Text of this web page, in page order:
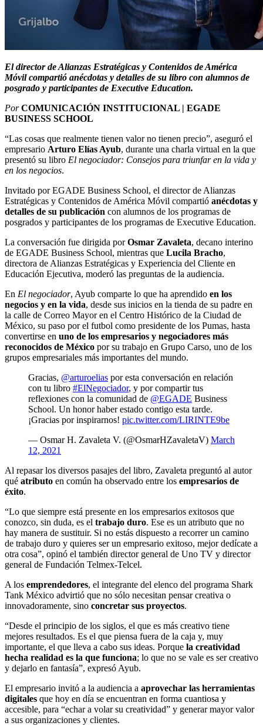
El director de Alianzas Estratégicas y Contenidos de América
Móvil compartió anécdotas y detalles de su libro con alumnos de
posgrado y participantes de Executive Education.
Por COMUNICACIÓN INSTITUCIONAL | EGADE
BUSINESS SCHOOL
“Las cosas que realmente tienen valor no tienen precio”, aseguró el
empresario Arturo Elías Ayub, durante una charla virtual en la que
presentó su libro El negociador: Consejos para triunfar en la vida y
en los negocios.
Invitado por EGADE Business School, el director de Alianzas
Estratégicas y Contenidos de América Móvil compartió anécdotas y
detalles de su publicación con alumnos de los programas de
posgrados y participantes de los programas de Executive Education.
La conversación fue dirigida porOsmar Zavaleta, decano interino
de EGADE Business School, mientras que Lucila Bracho,
directora de Alianzas Estratégicas y Experiencia del Cliente en
Educación Ejecutiva, moderó las preguntas de la audiencia.
En El negociador, Ayub comparte lo que ha aprendido en los
negocios y en la vida, desde sus inicios en la tienda de su padre en
la calle de Correo Mayor en el Centro Histórico de la Ciudad de
México, su paso por el futbol como presidente de los Pumas, hasta
convertirse en uno de los empresarios y negociadores más
reconocidos de México por su trabajo en Grupo Carso, uno de los
grupos empresariales más importantes del mundo.
Gracias, @arturoelias por esta conversación en relación
con tu libro #ElNegociador, y por compartir tus
reflexiones con la comunidad de @EGADE Business
School. Un honor haber estado contigo esta tarde.
¡Gracias por inspirarnos! pic.twitter.com/LIRINTE9be
— Osmar H. Zavaleta V. (@OsmarHZavaletaV) March
12, 2021
Al repasar los diversos pasajes del libro, Zavaleta preguntó al autor
qué atributo en común ha observado entre los empresarios de
éxito.
“Lo que siempre está presente en los empresarios exitosos que
conozco, sin duda, es el trabajo duro. Ese es un atributo que no
hay manera de sustituir. Si no estás dispuesto a recorrer un camino
de trabajo duro y quieres ser un empresario exitoso, mejor dedícate a
otra cosa”, opinó el también director general de Uno TV y director
general de Fundación Telmex-Telcel.
A los emprendedores, el integrante del elenco del programa Shark
Tank México advirtió que no sólo necesitan pensar creativa o
innovadoramente, sino concretar sus proyectos.
“Desde el principio de los siglos, el que es más creativo tiene
mejores resultados. Es el que piensa fuera de la caja y, muy
importante, el que lleva a cabo sus ideas. Porque la creatividad
hecha realidad es la que funciona; lo que no se vale es ser creativo
y dejarlo en fantasía”, expresó Ayub.
El empresario invitó a la audiencia a aprovechar las herramientas
digitales que hoy en día se encuentran en forma cuantiosa y
accesible, para “echar a volar su creatividad” y generar mayor valor
a sus organizaciones y clientes.